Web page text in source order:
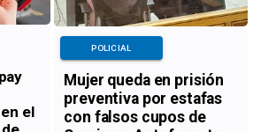
el
Mujer queda en prisión
preventiva por estafas
con falsos cupos de
POLICIAL